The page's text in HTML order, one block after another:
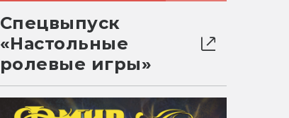
Спецвыпуск
«Настольные
ролевые игры»